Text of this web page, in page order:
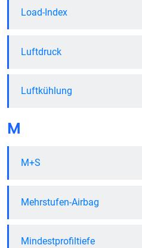
Load-Index
Luftdruck
Luftkühlung
M
M+S
Mehrstufen-Airbag
Mindestprofiltiefe